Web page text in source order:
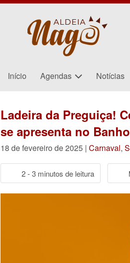
Início Agendas Notícias
Ladeira da Preguiça!
se apresenta no
18 de fevereiro de 2025 | Carnaval,
2 - 3 minutos de leitura